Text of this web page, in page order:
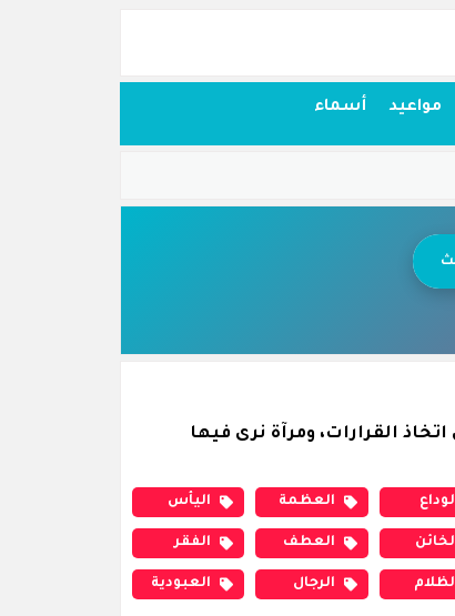
مواعيد أسماء
القرارات، ومرآة نرى فيها
العظمة اليأس
العطف الفقر
الرجال العبودية